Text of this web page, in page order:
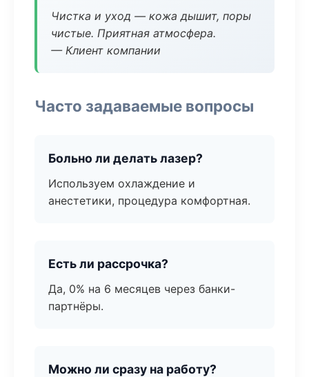
Чистка и уход — кожа дышит, поры
чистые. Приятная атмосфера.
— Клиент компании
Часто задаваемые вопросы
Больно ли делать лазер?
Используем охлаждение и
анестетики, процедура комфортная.
Есть ли рассрочка?
Да, 0% на 6 месяцев через банки-
партнёры.
Можно ли сразу на работу?